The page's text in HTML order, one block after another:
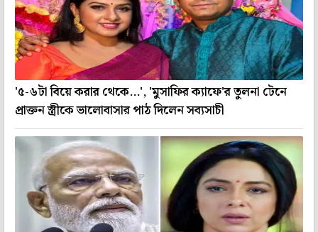
'৫-৬টা বিয়ে করার থেকে...', 'মুসাফির ক্যাফে'র তুলনা টেনে
প্রাক্তন স্ত্রীকে ভালোবাসার পাঠ দিলেন সব্যসাচী